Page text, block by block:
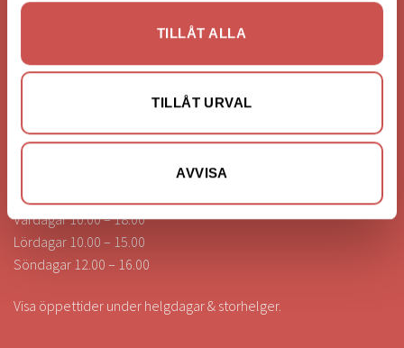
TILLÅT ALLA
TILLÅT URVAL
AVVISA
info@nilssonsilammhult.se
Kundtjänst
Vardagar 10.00 – 18.00
Lördagar 10.00 – 15.00
Söndagar 12.00 – 16.00
Visa öppettider under helgdagar & storhelger.